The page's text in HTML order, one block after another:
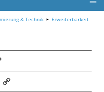
& Technik Erweiterbarkeit